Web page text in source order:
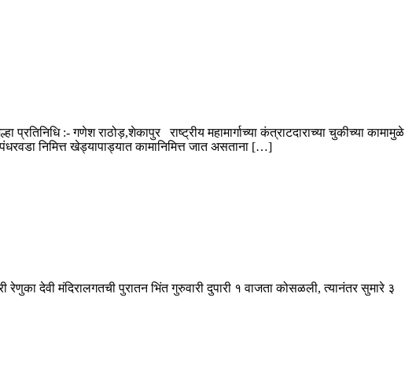
:- गणेश राठोड़,शेकापुर राष्ट्रीय महामार्गाच्या कंत्राटदाराच्या चुकीच्या कामामुळे
निमित्त खेड्यापाड्यात कामानिमित्त जात असताना […]
देवी मंदिरालगतची पुरातन भिंत गुरुवारी दुपारी १ वाजता कोसळली, त्यानंतर सुमारे ३